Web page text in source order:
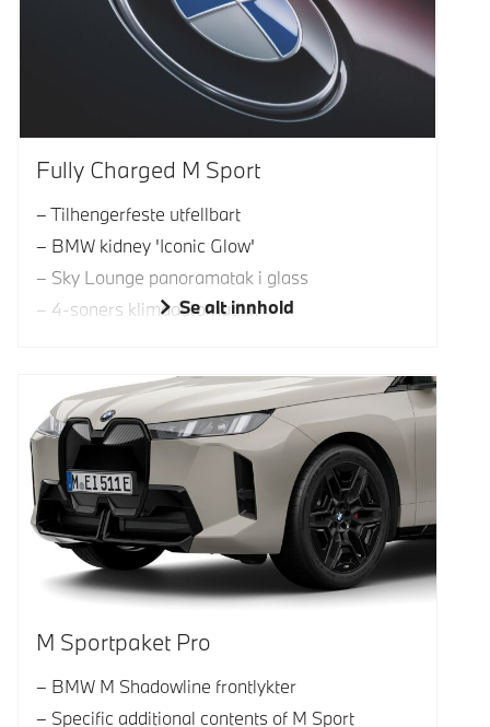
Fully Charged M Sport
Tilhengerfeste utfellbart
BMW kidney 'Iconic Glow'
Sky Lounge panoramatak i glass
4-soners klimaautomatikk
Se alt innhold
M Sportpaket Pro
BMW M Shadowline frontlykter
Specific additional contents of M Sport